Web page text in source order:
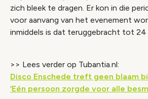
zich bleek te dragen. Er kon in die
voor aanvang van het evenement
inmiddels is dat teruggebracht tot 24
>> Lees verder op Tubantia.nl:
Disco Enschede treft geen blaam
‘Eén persoon zorgde voor alle